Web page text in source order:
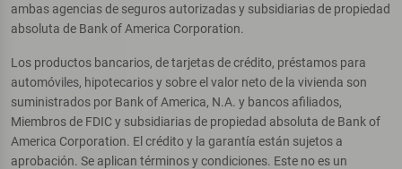
ambas agencias de seguros autorizadas y subsidiarias de propiedad
absoluta de Bank of America Corporation.
Los productos bancarios, de tarjetas de crédito, préstamos para
automóviles, hipotecarios y sobre el valor neto de la vivienda son
suministrados por Bank of America, N.A. y bancos afiliados,
Miembros de FDIC y subsidiarias de propiedad absoluta de Bank of
America Corporation. El crédito y la garantía están sujetos a
aprobación. Se aplican términos y condiciones. Este no es un